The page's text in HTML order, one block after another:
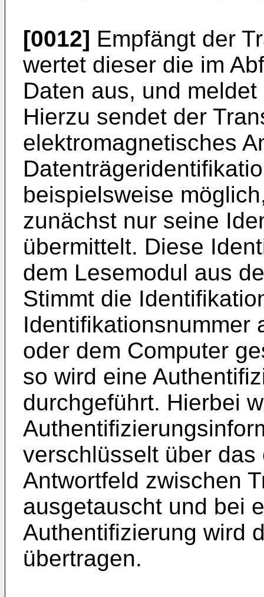
[0012] Empfängt der
wertet dieser die im
Daten aus, und
Hierzu sendet der
elektromagnetisches
beispielsweise
zunächst nur seine
übermittelt. Diese
dem Lesemodul aus
Stimmt die
Identifikationsnummer
oder dem Computer
so wird eine
durchgeführt. Hierbei
verschlüsselt über
Antwortfeld zwischen
ausgetauscht und bei
Authentifizierung wird
übertragen.